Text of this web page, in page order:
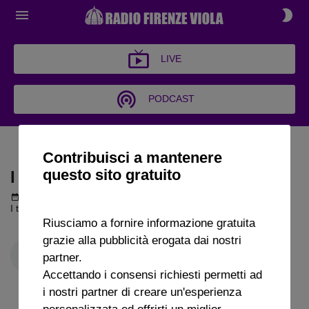
LIVE
PODCAST
I TEMPI SUPPLEMENTARI
I TEMPI SUPPLEMENTARI
I tempi supplementari puntata del 3 09 2025
Contribuisci a mantenere
questo sito gratuito
Riusciamo a fornire informazione gratuita
grazie alla pubblicità erogata dai nostri
partner.
Accettando i consensi richiesti permetti ad
i nostri partner di creare un'esperienza